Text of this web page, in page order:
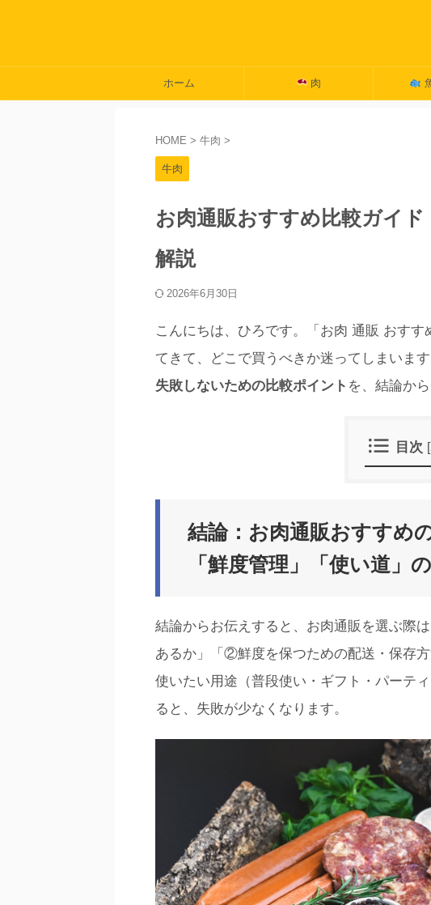
ホーム 肉
HOME > 牛肉 >
牛肉
お肉通販おすすめ比較ガイ
解説
2026年6月30日
こんにちは、ひろです。「お肉 通販 おす
てきて、どこで買うべきか迷ってしまいます
失敗しないための比較ポイント を、結論か
目次 [
結論：お肉通販おすすめ
「鮮度管理」「使い道」
結論からお伝えすると、お肉通販を選ぶ際
あるか」「②鮮度を保つための配送・保存
使いたい用途（普段使い・ギフト・パーテ
ると、失敗が少なくなります。